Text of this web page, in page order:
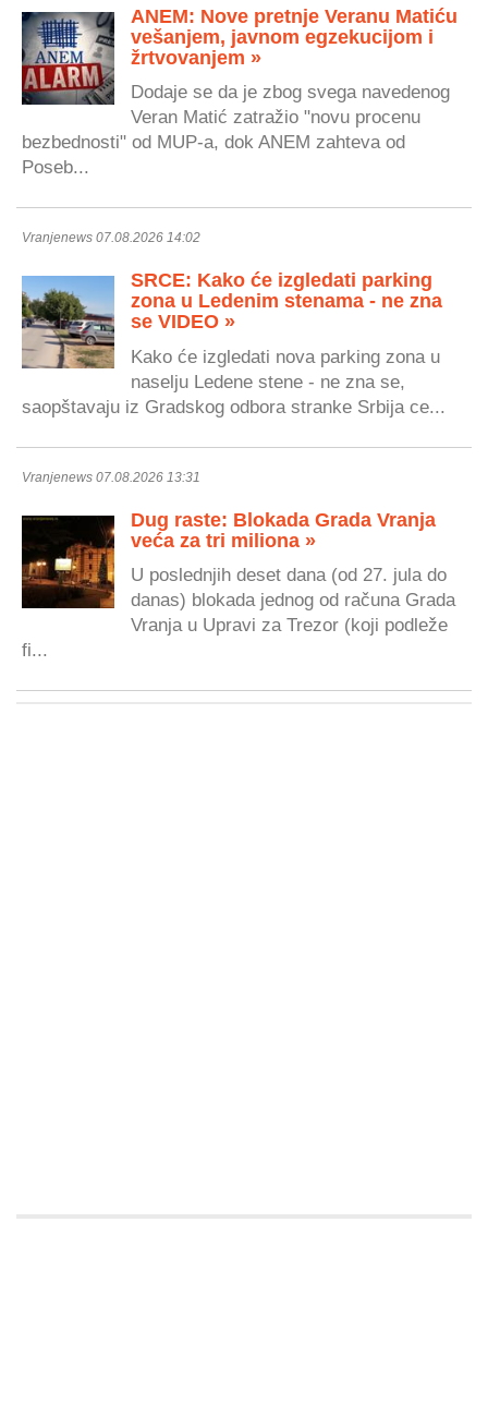
ANEM: Nove pretnje Veranu Matiću
vešanjem, javnom egzekucijom i
žrtvovanjem »
Dodaje se da je zbog svega navedenog
Veran Matić zatražio "novu procenu
bezbednosti" od MUP-a, dok ANEM zahteva od
Poseb...
Vranjenews 07.08.2026 14:02
SRCE: Kako će izgledati parking
zona u Ledenim stenama - ne zna
se VIDEO »
Kako će izgledati nova parking zona u
naselju Ledene stene - ne zna se,
saopštavaju iz Gradskog odbora stranke Srbija ce...
Vranjenews 07.08.2026 13:31
Dug raste: Blokada Grada Vranja
veća za tri miliona »
U poslednjih deset dana (od 27. jula do
danas) blokada jednog od računa Grada
Vranja u Upravi za Trezor (koji podleže
fi...